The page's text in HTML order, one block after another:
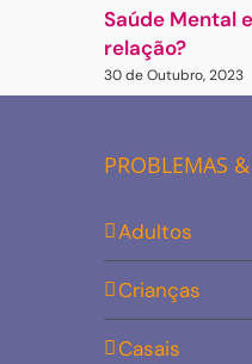
Saúde Mental
relação?
30 de Outubro, 2023
PROBLEMAS
Adultos
Crianças
Casais